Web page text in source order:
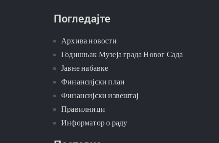
Погледајте
Архива новости
Годишњак Музеја града Новог Сада
Јавне набавке
Финансијски план
Финансијски извештај
Правилници
Информатор о раду